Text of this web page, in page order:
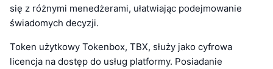
się z różnymi menedżerami, ułatwiając podejmowanie
świadomych decyzji.
Token użytkowy Tokenbox, TBX, służy jako cyfrowa
licencja na dostęp do usług platformy. Posiadanie